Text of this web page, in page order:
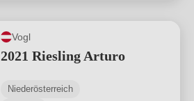
Vogl
2021 Riesling Arturo
Niederösterreich